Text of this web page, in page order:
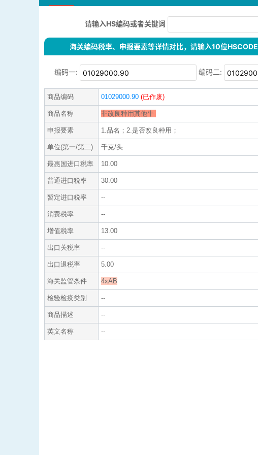
请输入HS编码或者关键词
海关编码税率、申报要素等详情对比，请输入10位HSCODE
编码一: 编码二:
商品编码 01029000.90 (已作废)
商品名称 非改良种用其他牛
申报要素 1.品名；2.是否改良种用；
单位(第一/第二) 千克/头
最惠国进口税率 10.00
普通进口税率 30.00
暂定进口税率 --
消费税率 --
增值税率 13.00
出口关税率 --
出口退税率 5.00
海关监管条件 4xAB
检验检疫类别 --
商品描述 --
英文名称 --